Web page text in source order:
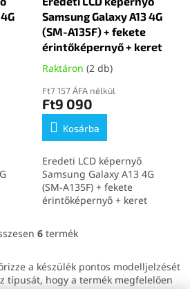
Samsung Galaxy A13 4G
(SM-A135F) + fekete
érintőképernyő + keret
Raktáron (2 db)
Ft7 157 ÁFA nélkül
Ft9 090
Kosárba
Eredeti LCD képernyő
Samsung Galaxy A13 4G
(SM-A135F) + fekete
érintőképernyő + keret
L
s
t
6 termék
a készülék pontos modelljelzését
típusát, hogy a termék megfelelően